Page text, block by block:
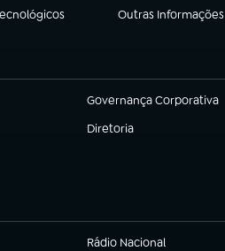
Outras Informações
(abre em nova aba)
Governança Corporativa
(abre em nova aba)
Diretoria
(abre em nova aba)
Rádio Nacional